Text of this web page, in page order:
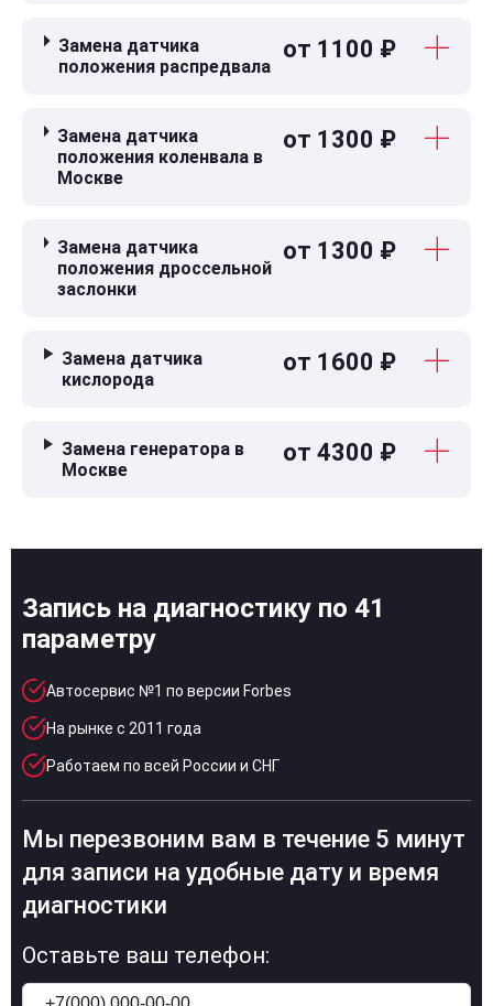
Замена датчика
положения распредвала
от 1100 ₽
Замена датчика
положения коленвала в
Москве
от 1300 ₽
Замена датчика
положения дроссельной
заслонки
от 1300 ₽
Замена датчика
кислорода
от 1600 ₽
Замена генератора в
Москве
от 4300 ₽
Запись на диагностику по 41
параметру
Автосервис №1 по версии Forbes
На рынке с 2011 года
Работаем по всей России и СНГ
Мы перезвоним вам в течение 5 минут
для записи на удобные дату и время
диагностики
Оставьте ваш телефон: